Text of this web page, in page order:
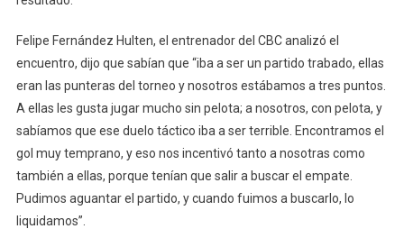
Felipe Fernández Hulten, el entrenador del CBC analizó el
encuentro, dijo que sabían que “iba a ser un partido trabado, ellas
eran las punteras del torneo y nosotros estábamos a tres puntos.
A ellas les gusta jugar mucho sin pelota; a nosotros, con pelota, y
sabíamos que ese duelo táctico iba a ser terrible. Encontramos el
gol muy temprano, y eso nos incentivó tanto a nosotras como
también a ellas, porque tenían que salir a buscar el empate.
Pudimos aguantar el partido, y cuando fuimos a buscarlo, lo
liquidamos”.